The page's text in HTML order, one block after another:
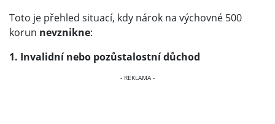
Toto je přehled situací, kdy nárok na výchovné 500
korun nevznikne:
1. Invalidní nebo pozůstalostní důchod